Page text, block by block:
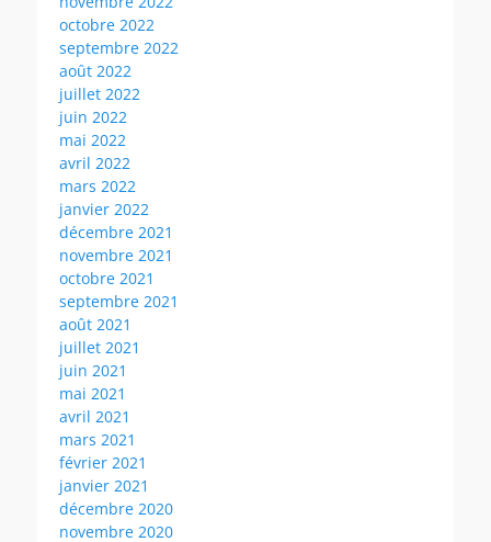
octobre 2022
septembre 2022
août 2022
juillet 2022
juin 2022
mai 2022
avril 2022
mars 2022
janvier 2022
décembre 2021
novembre 2021
octobre 2021
septembre 2021
août 2021
juillet 2021
juin 2021
mai 2021
avril 2021
mars 2021
février 2021
janvier 2021
décembre 2020
novembre 2020